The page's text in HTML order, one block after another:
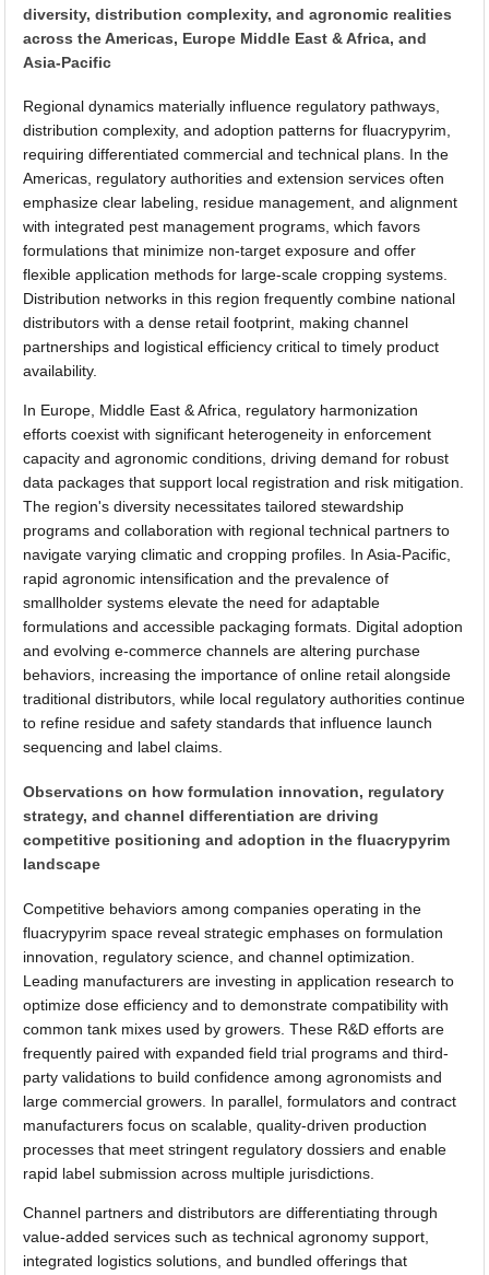
diversity, distribution complexity, and agronomic realities
across the Americas, Europe Middle East & Africa, and
Asia-Pacific
Regional dynamics materially influence regulatory pathways,
distribution complexity, and adoption patterns for fluacrypyrim,
requiring differentiated commercial and technical plans. In the
Americas, regulatory authorities and extension services often
emphasize clear labeling, residue management, and alignment
with integrated pest management programs, which favors
formulations that minimize non-target exposure and offer
flexible application methods for large-scale cropping systems.
Distribution networks in this region frequently combine national
distributors with a dense retail footprint, making channel
partnerships and logistical efficiency critical to timely product
availability.
In Europe, Middle East & Africa, regulatory harmonization
efforts coexist with significant heterogeneity in enforcement
capacity and agronomic conditions, driving demand for robust
data packages that support local registration and risk mitigation.
The region's diversity necessitates tailored stewardship
programs and collaboration with regional technical partners to
navigate varying climatic and cropping profiles. In Asia-Pacific,
rapid agronomic intensification and the prevalence of
smallholder systems elevate the need for adaptable
formulations and accessible packaging formats. Digital adoption
and evolving e-commerce channels are altering purchase
behaviors, increasing the importance of online retail alongside
traditional distributors, while local regulatory authorities continue
to refine residue and safety standards that influence launch
sequencing and label claims.
Observations on how formulation innovation, regulatory
strategy, and channel differentiation are driving
competitive positioning and adoption in the fluacrypyrim
landscape
Competitive behaviors among companies operating in the
fluacrypyrim space reveal strategic emphases on formulation
innovation, regulatory science, and channel optimization.
Leading manufacturers are investing in application research to
optimize dose efficiency and to demonstrate compatibility with
common tank mixes used by growers. These R&D efforts are
frequently paired with expanded field trial programs and third-
party validations to build confidence among agronomists and
large commercial growers. In parallel, formulators and contract
manufacturers focus on scalable, quality-driven production
processes that meet stringent regulatory dossiers and enable
rapid label submission across multiple jurisdictions.
Channel partners and distributors are differentiating through
value-added services such as technical agronomy support,
integrated logistics solutions, and bundled offerings that